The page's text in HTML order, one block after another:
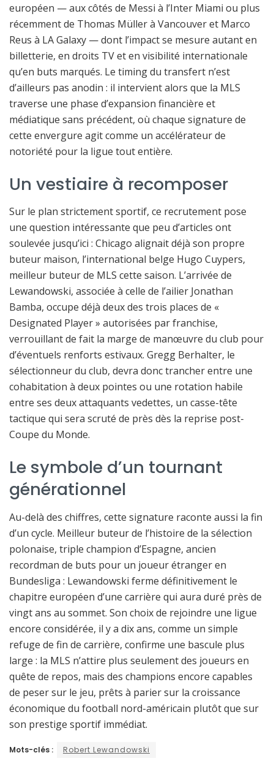
européen — aux côtés de Messi à l’Inter Miami ou plus
récemment de Thomas Müller à Vancouver et Marco
Reus à LA Galaxy — dont l’impact se mesure autant en
billetterie, en droits TV et en visibilité internationale
qu’en buts marqués. Le timing du transfert n’est
d’ailleurs pas anodin : il intervient alors que la MLS
traverse une phase d’expansion financière et
médiatique sans précédent, où chaque signature de
cette envergure agit comme un accélérateur de
notoriété pour la ligue tout entière.
Un vestiaire à recomposer
Sur le plan strictement sportif, ce recrutement pose
une question intéressante que peu d’articles ont
soulevée jusqu’ici : Chicago alignait déjà son propre
buteur maison, l’international belge Hugo Cuypers,
meilleur buteur de MLS cette saison. L’arrivée de
Lewandowski, associée à celle de l’ailier Jonathan
Bamba, occupe déjà deux des trois places de «
Designated Player » autorisées par franchise,
verrouillant de fait la marge de manœuvre du club pour
d’éventuels renforts estivaux. Gregg Berhalter, le
sélectionneur du club, devra donc trancher entre une
cohabitation à deux pointes ou une rotation habile
entre ses deux attaquants vedettes, un casse-tête
tactique qui sera scruté de près dès la reprise post-
Coupe du Monde.
Le symbole d’un tournant
générationnel
Au-delà des chiffres, cette signature raconte aussi la fin
d’un cycle. Meilleur buteur de l’histoire de la sélection
polonaise, triple champion d’Espagne, ancien
recordman de buts pour un joueur étranger en
Bundesliga : Lewandowski ferme définitivement le
chapitre européen d’une carrière qui aura duré près de
vingt ans au sommet. Son choix de rejoindre une ligue
encore considérée, il y a dix ans, comme un simple
refuge de fin de carrière, confirme une bascule plus
large : la MLS n’attire plus seulement des joueurs en
quête de repos, mais des champions encore capables
de peser sur le jeu, prêts à parier sur la croissance
économique du football nord-américain plutôt que sur
son prestige sportif immédiat.
Mots-clés : Robert Lewandowski